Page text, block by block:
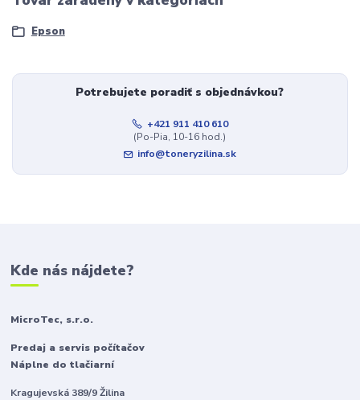
Epson
Potrebujete poradiť s objednávkou?
+421 911 410 610
(Po-Pia, 10-16 hod.)
info@toneryzilina.sk
Kde nás nájdete?
MicroTec, s.r.o.
Predaj a servis počítačov
Náplne do tlačiarní
Kragujevská 389/9 Žilina